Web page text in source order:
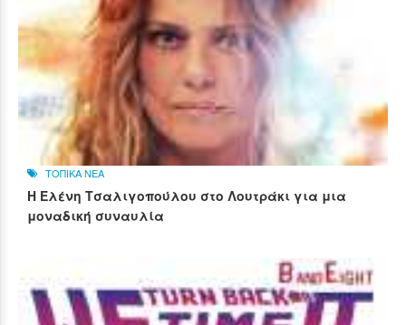
ΤΟΠΙΚΑ ΝΕΑ
Η Ελένη Τσαλιγοπούλου στο Λουτράκι για μια
μοναδική συναυλία